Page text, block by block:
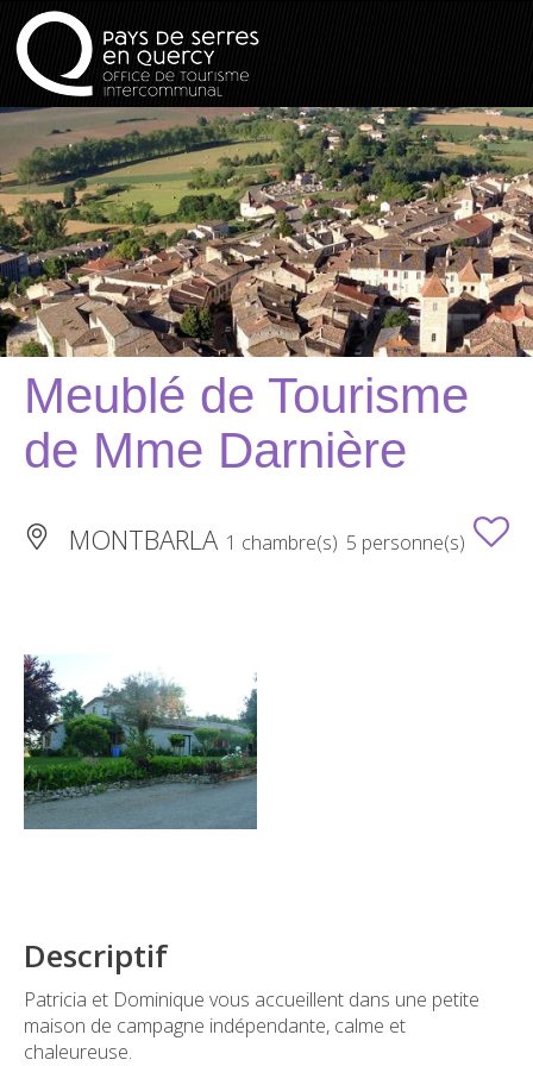
Meublé de Tourisme
de Mme Darnière
MONTBARLA 1 chambre(s) 5 personne(s)
Descriptif
Patricia et Dominique vous accueillent dans une petite
maison de campagne indépendante, calme et
chaleureuse.